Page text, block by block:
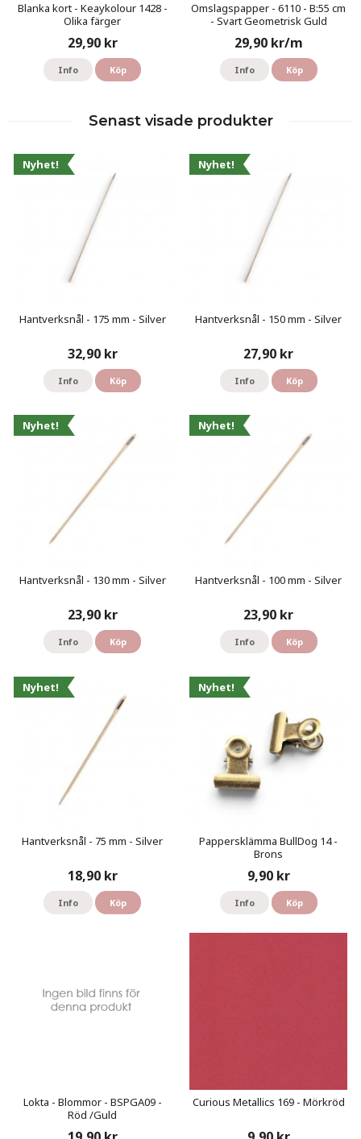
Blanka kort - Keaykolour 1428 -
Olika färger
29,90 kr
Info Köp
Omslagspapper - 6110 - B:55 cm
- Svart Geometrisk Guld
29,90 kr/m
Info Köp
Senast visade produkter
Nyhet!
Hantverksnål - 175 mm - Silver
32,90 kr
Info Köp
Nyhet!
Hantverksnål - 150 mm - Silver
27,90 kr
Info Köp
Nyhet!
Hantverksnål - 130 mm - Silver
23,90 kr
Info Köp
Nyhet!
Hantverksnål - 100 mm - Silver
23,90 kr
Info Köp
Nyhet!
Hantverksnål - 75 mm - Silver
18,90 kr
Info Köp
Nyhet!
Pappersklämma BullDog 14 -
Brons
9,90 kr
Info Köp
Lokta - Blommor - BSPGA09 -
Röd /Guld
Curious Metallics 169 - Mörkröd